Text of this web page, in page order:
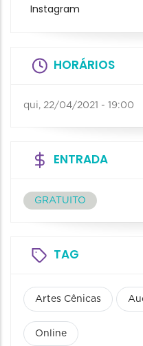
Instagram
HORÁRIOS
qui, 22/04/2021 - 19:00
ENTRADA
GRATUITO
TAG
Artes Cênicas
Online